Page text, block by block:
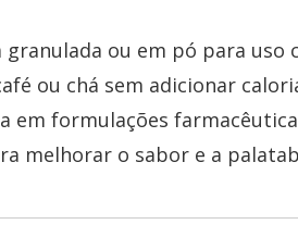
ou em pó para uso
ou chá sem adicionar
em formulações
melhorar o sabor e a